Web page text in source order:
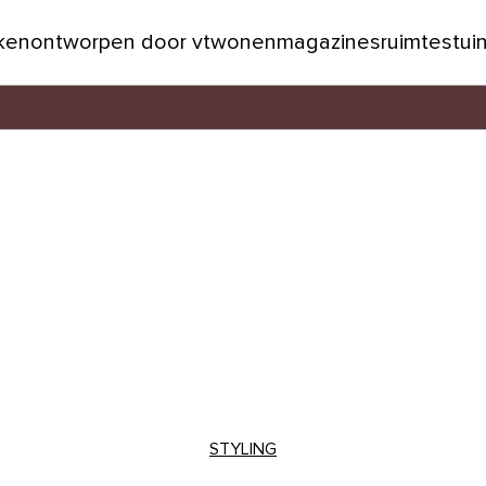
ontworpen door vtwonenmagazinesruimtestuin
STYLING